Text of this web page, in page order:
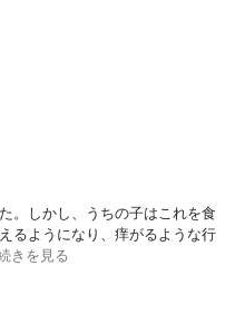
。しかし、うちの子はこれを食
るようになり、痒がるような行
きを見る